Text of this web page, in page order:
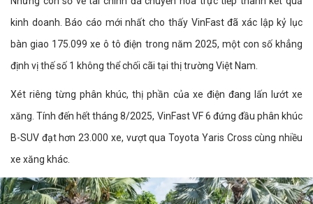
kinh doanh. Báo cáo mới nhất cho thấy VinFast đã xác lập kỷ lục
bàn giao 175.099 xe ô tô điện trong năm 2025, một con số khẳng
định vị thế số 1 không thể chối cãi tại thị trường Việt Nam.
Xét riêng từng phân khúc, thị phần của xe điện đang lấn lướt xe
xăng. Tính đến hết tháng 8/2025, VinFast VF 6 đứng đầu phân khúc
B-SUV đạt hơn 23.000 xe, vượt qua Toyota Yaris Cross cùng nhiều
xe xăng khác.